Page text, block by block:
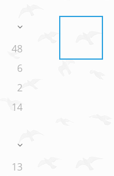
48
6
2
14
13